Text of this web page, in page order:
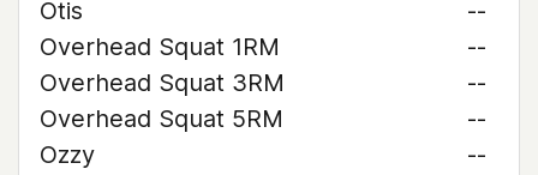
Otis
--
Overhead Squat 1RM
--
Overhead Squat 3RM
--
Overhead Squat 5RM
--
Ozzy
--